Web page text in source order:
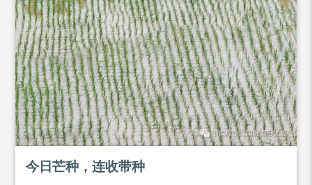
今日芒种，连收带种